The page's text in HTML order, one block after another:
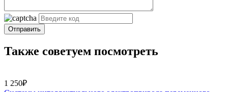
Отправить
Также советуем посмотреть
1 250₽